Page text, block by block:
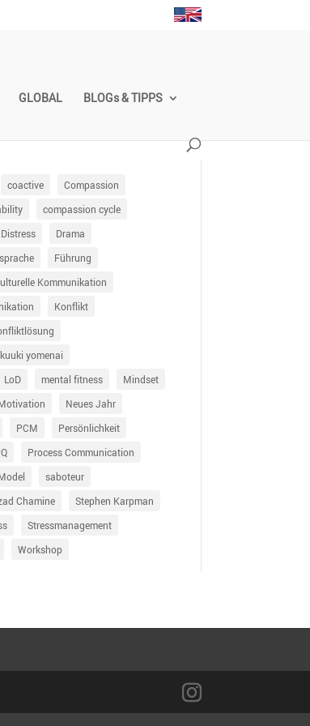
GLOBAL BLOGs & TIPPS
coactive
Compassion
compassion cycle
Distress
Drama
Führung
Kommunikation
Konflikt
kuuki yomenai
LoD mental fitness
Mindset
Neues Jahr
PCM
Persönlichkeit
Process Communication
saboteur
Chamine
Stephen Karpman
Stressmanagement
Workshop